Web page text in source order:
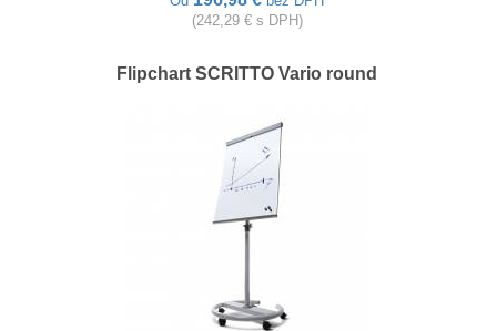
(242,29 € s DPH)
Flipchart SCRITTO Vario round